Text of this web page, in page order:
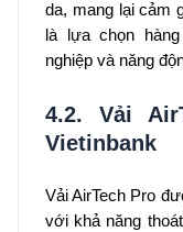
da, mang lại cảm
là lựa chọn
nghiệp và năng
4.2. Vải
Vietinbank
Vải AirTech Pro
với khả năng